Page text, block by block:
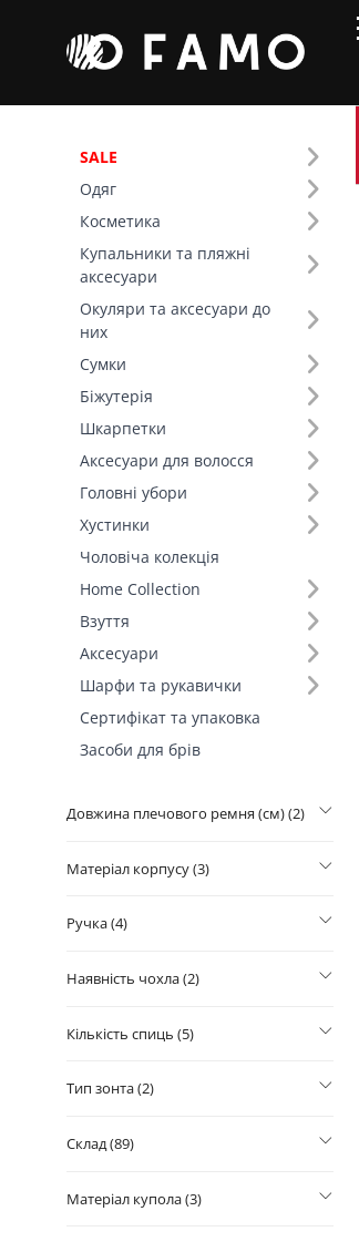
SALE
Одяг
Косметика
Купальники та пляжні
аксесуари
Окуляри та аксесуари до
них
Сумки
Біжутерія
Шкарпетки
Аксесуари для волосся
Головні убори
Хустинки
Чоловіча колекція
Home Collection
Взуття
Аксесуари
Шарфи та рукавички
Сертифікат та упаковка
Засоби для брів
Фільтр
Ціна
SALE
Сезон (5)
Основний колір (19)
Розмір (2)
Колір (24)
Ширина лінзи (29)
Довжина заушника (21)
Довжина плечового ремня (см) (2)
Матеріал корпусу (3)
Ручка (4)
Наявність чохла (2)
Кількість спиць (5)
Тип зонта (2)
Склад (89)
Матеріал купола (3)